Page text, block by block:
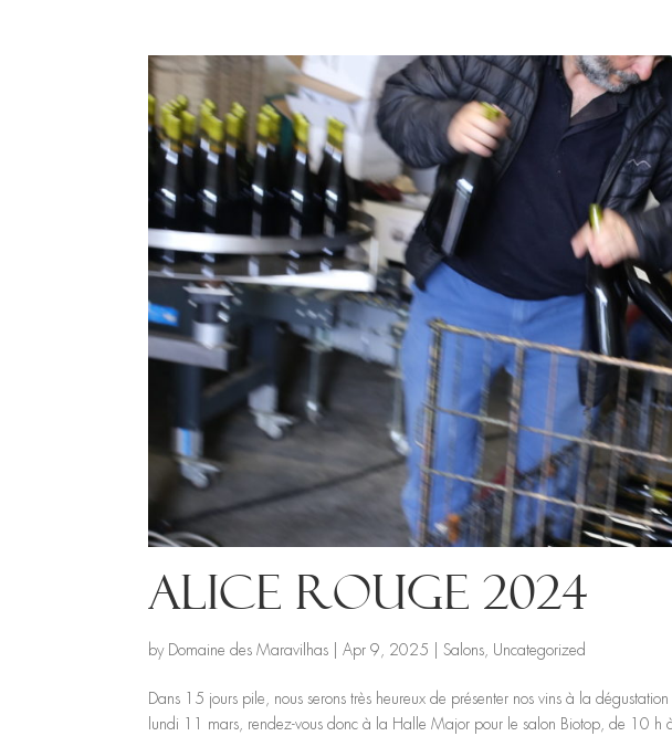
Alice rouge 2024
by Domaine des Maravilhas |Apr 9, 2025 |Salons, Uncategorized
Dans 15 jours pile, nous serons très heureux de présenter nos vins à la
lundi 11 mars, rendez-vous donc à la Halle Major pour le salon Biotop, de 10 h